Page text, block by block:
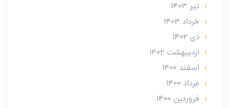
تير 1403
خرداد 1403
دی 1402
ارديبهشت 1402
اسفند 1400
مرداد 1400
فروردین 1400